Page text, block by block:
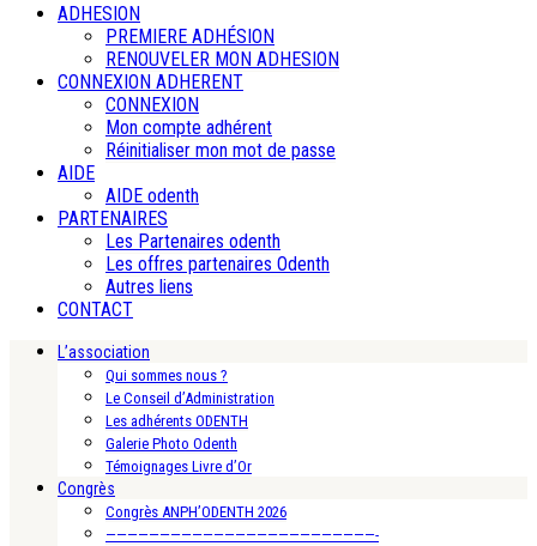
ADHESION
PREMIERE ADHÉSION
RENOUVELER MON ADHESION
CONNEXION ADHERENT
CONNEXION
Mon compte adhérent
Réinitialiser mon mot de passe
AIDE
AIDE odenth
PARTENAIRES
Les Partenaires odenth
Les offres partenaires Odenth
Autres liens
CONTACT
L’association
Qui sommes nous ?
Le Conseil d’Administration
Les adhérents ODENTH
Galerie Photo Odenth
Témoignages Livre d’Or
Congrès
Congrès ANPH’ODENTH 2026
—————————————————————————-